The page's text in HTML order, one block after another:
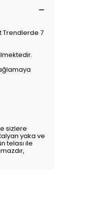
Trendlerde 7
sizlere
yaka ve
telası ile